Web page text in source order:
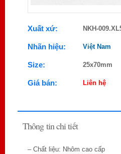
Xuất xứ: NKH-
Nhãn hiệu: Việt Nam
Size: 25x70mm
Giá bán: Liên hệ
Thông tin chi tiết
– Chất liệu: Nhôm cao cấp